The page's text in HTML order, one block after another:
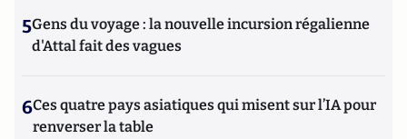
5Gens du voyage : la nouvelle incursion régalienne
d'Attal fait des vagues
6Ces quatre pays asiatiques qui misent sur l’IA pour
renverser la table